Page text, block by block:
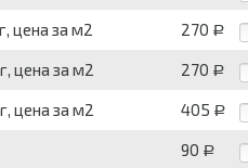
цена за м2 270 Р
цена за м2 270 Р
цена за м2 405 Р
90 Р